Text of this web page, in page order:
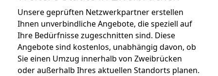
Unsere geprüften Netzwerkpartner erstellen
Ihnen unverbindliche Angebote, die speziell auf
Ihre Bedürfnisse zugeschnitten sind. Diese
Angebote sind kostenlos, unabhängig davon, ob
Sie einen Umzug innerhalb von Zweibrücken
oder außerhalb Ihres aktuellen Standorts planen.